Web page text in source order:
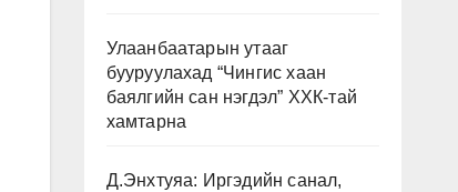
Улаанбаатарын утааг
бууруулахад “Чингис хаан
баялгийн сан нэгдэл” ХХК-тай
хамтарна
Д.Энхтуяа: Иргэдийн санал,